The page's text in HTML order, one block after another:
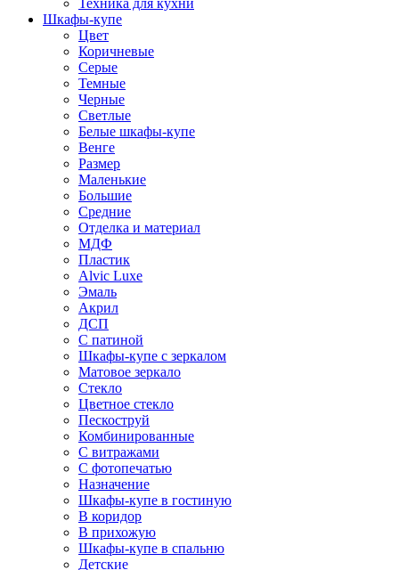
Техника для кухни
Шкафы-купе
Цвет
Коричневые
Серые
Темные
Черные
Светлые
Белые шкафы-купе
Венге
Размер
Маленькие
Большие
Средние
Отделка и материал
МДФ
Пластик
Alvic Luxe
Эмаль
Акрил
ДСП
С патиной
Шкафы-купе с зеркалом
Матовое зеркало
Стекло
Цветное стекло
Пескоструй
Комбинированные
С витражами
С фотопечатью
Назначение
Шкафы-купе в гостиную
В коридор
В прихожую
Шкафы-купе в спальню
Детские